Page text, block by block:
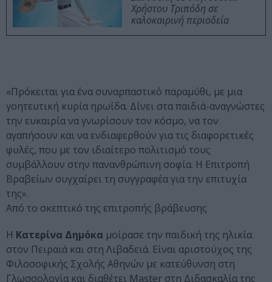
Χρήστου Τριπόδη σε
καλοκαιρινή περιοδεία
«Πρόκειται για ένα συναρπαστικό παραμύθι, με μια
γοητευτική κυρία ηρωίδα. Δίνει στα παιδιά-αναγνώστες
την ευκαιρία να γνωρίσουν τον κόσμο, να τον
αγαπήσουν και να ενδιαφερθούν για τις διαφορετικές
φυλές, που με τον ιδιαίτερο πολιτισμό τους
συμβάλλουν στην πανανθρώπινη σοφία. Η Επιτροπή
Βραβείων συγχαίρει τη συγγραφέα για την επιτυχία
της».
Από το σκεπτικό της επιτροπής βράβευσης
Η Κατερίνα Δημόκα μοίρασε την παιδική της ηλικία
στον Πειραιά και στη Λιβαδειά. Είναι αριστούχος της
Φιλοσοφικής Σχολής Αθηνών με κατεύθυνση στη
Γλωσσολογία και διαθέτει Master στη Διδασκαλία της